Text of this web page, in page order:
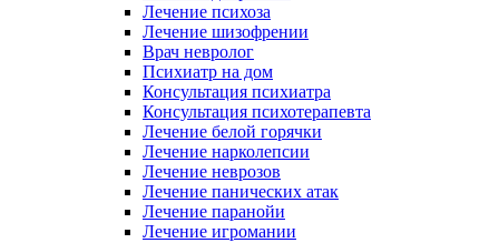
Лечение психоза
Лечение шизофрении
Врач невролог
Психиатр на дом
Консультация психиатра
Консультация психотерапевта
Лечение белой горячки
Лечение нарколепсии
Лечение неврозов
Лечение панических атак
Лечение паранойи
Лечение игромании